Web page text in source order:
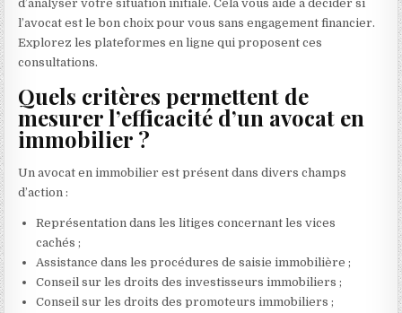
d’analyser votre situation initiale. Cela vous aide à décider si
l’avocat est le bon choix pour vous sans engagement financier.
Explorez les plateformes en ligne qui proposent ces
consultations.
Quels critères permettent de
mesurer l’efficacité d’un avocat en
immobilier ?
Un avocat en immobilier est présent dans divers champs
d’action :
Représentation dans les litiges concernant les vices
cachés ;
Assistance dans les procédures de saisie immobilière ;
Conseil sur les droits des investisseurs immobiliers ;
Conseil sur les droits des promoteurs immobiliers ;